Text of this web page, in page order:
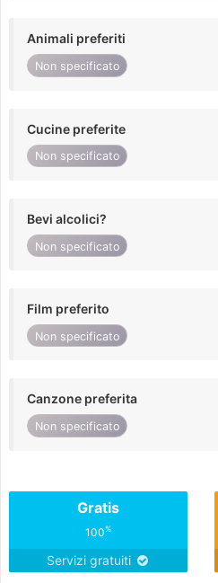
Animali preferiti
Non specificato
Cucine preferite
Non specificato
Bevi alcolici?
Non specificato
Film preferito
Non specificato
Canzone preferita
Non specificato
Gratis
100%
Servizi gratuiti